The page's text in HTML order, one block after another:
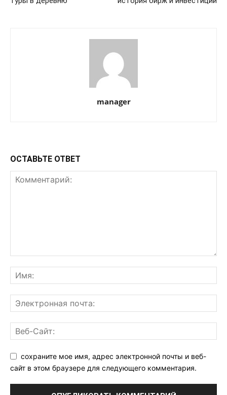
manager
ОСТАВЬТЕ ОТВЕТ
сохраните мое имя, адрес электронной почты и веб-
сайт в этом браузере для следующего комментария.